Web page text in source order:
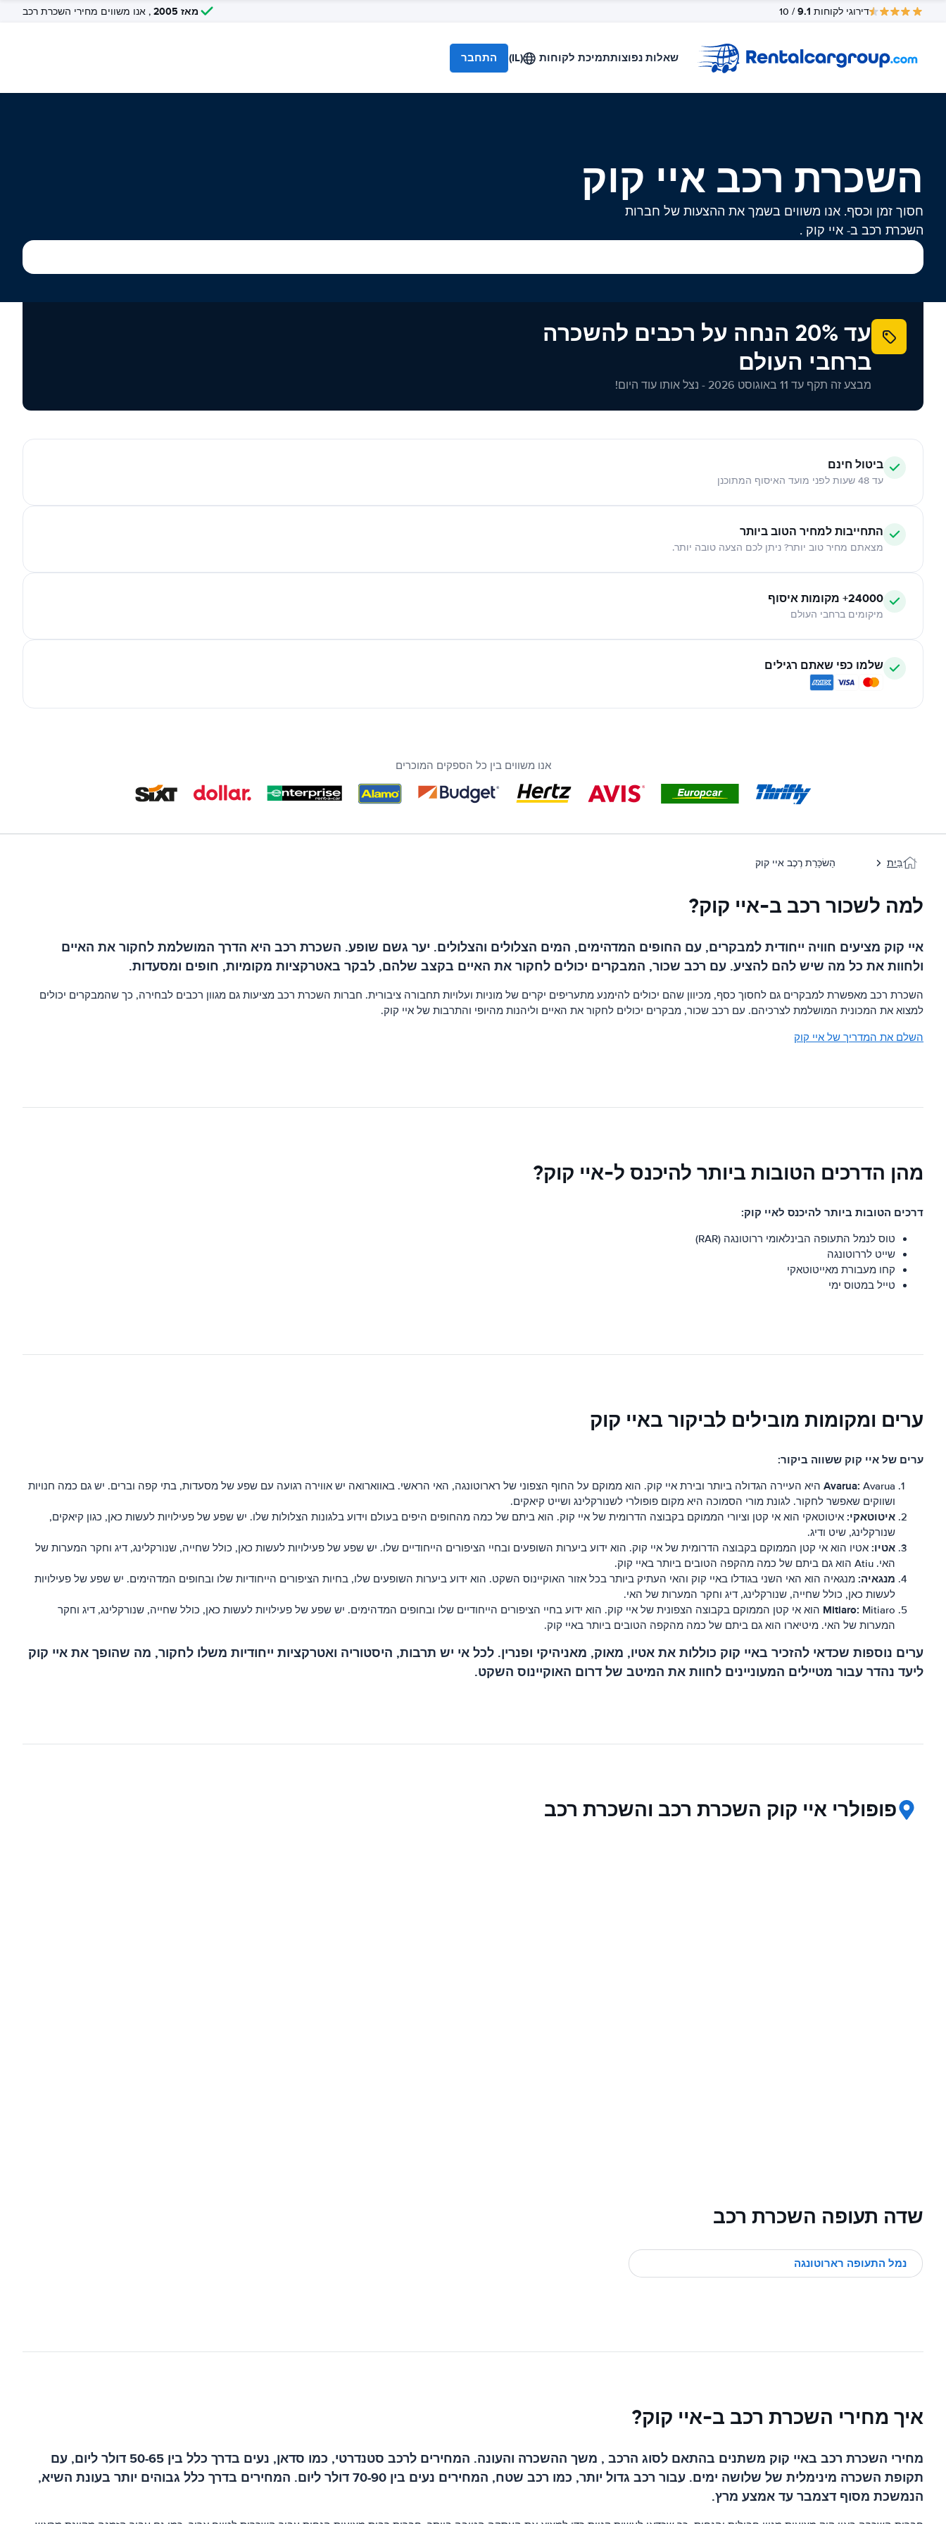
דירוגי לקוחות 9.1
/ 10 מאז 2005 , אנו משווים מחירי השכרת רכב
שאלות נפוצותתמיכת לקוחות (IL) התחבר
השכרת רכב איי קוק
חסוך זמן וכסף. אנו משווים בשמך את ההצעות של חברות
השכרת רכב ב- איי קוק .
עד 20% הנחה על רכבים להשכרה
ברחבי העולם
מבצע זה תקף עד 11 באוגוסט 2026 - נצל אותו עוד היום!
ביטול חינם
עד 48 שעות לפני מועד האיסוף המתוכנן
התחייבות למחיר הטוב ביותר
מצאתם מחיר טוב יותר? ניתן לכם הצעה טובה יותר.
24000+ מקומות איסוף
מיקומים ברחבי העולם
שלמו כפי שאתם רגילים
אנו משווים בין כל הספקים המוכרים
בַּיִת הַשׂכָּרַת רֶכֶב איי קוק
למה לשכור רכב ב-איי קוק?
איי קוק מציעים חוויה ייחודית למבקרים, עם החופים המדהימים, המים הצלולים והצלולים. יער גשם שופע. השכרת רכב היא הדרך המושלמת לחקור את האיים
ולחוות את כל מה שיש להם להציע. עם רכב שכור, המבקרים יכולים לחקור את האיים בקצב שלהם, לבקר באטרקציות מקומיות, חופים ומסעדות.
השכרת רכב מאפשרת למבקרים גם לחסוך כסף, מכיוון שהם יכולים להימנע מתעריפים יקרים של מוניות ועלויות תחבורה ציבורית. חברות השכרת רכב מציעות גם מגוון רכבים לבחירה, כך שהמבקרים יכולים
למצוא את המכונית המושלמת לצרכיהם. עם רכב שכור, מבקרים יכולים לחקור את האיים וליהנות מהיופי והתרבות של איי קוק.
השלם את המדריך של איי קוק
מהן הדרכים הטובות ביותר להיכנס ל-איי קוק?
דרכים הטובות ביותר להיכנס לאיי קוק:
טוס לנמל התעופה הבינלאומי ררוטונגה (RAR)
שייט לררוטונגה
קחו מעבורת מאייטוטאקי
טייל במטוס ימי
ערים ומקומות מובילים לביקור באיי קוק
ערים של איי קוק ששווה ביקור:
Avarua: Avarua היא העיירה הגדולה ביותר ובירת איי קוק. הוא ממוקם על החוף הצפוני של רארוטונגה, האי הראשי. באווארואה יש אווירה רגועה עם שפע של מסעדות, בתי קפה וברים. יש גם כמה חנויות
ושווקים שאפשר לחקור. לגונת מורי הסמוכה היא מקום פופולרי לשנורקלינג ושייט קיאקים.
איטוטאקי: איטוטאקי הוא אי קטן וציורי הממוקם בקבוצה הדרומית של איי קוק. הוא ביתם של כמה מהחופים היפים בעולם וידוע בלגונות הצלולות שלו. יש שפע של פעילויות לעשות כאן, כגון קיאקים,
שנורקלינג, שיט ודיג.
אטיו: אטיו הוא אי קטן הממוקם בקבוצה הדרומית של איי קוק. הוא ידוע ביערות השופעים ובחיי הציפורים הייחודיים שלו. יש שפע של פעילויות לעשות כאן, כולל שחייה, שנורקלינג, דיג וחקר המערות של
האי. Atiu הוא גם ביתם של כמה מהקפה הטובים ביותר באיי קוק.
מנגאיה: מנגאיה הוא האי השני בגודלו באיי קוק והאי העתיק ביותר בכל אזור האוקיינוס ​​השקט. הוא ידוע ביערות השופעים שלו, בחיות הציפורים הייחודיות שלו ובחופים המדהימים. יש שפע של פעילויות
לעשות כאן, כולל שחייה, שנורקלינג, דיג וחקר המערות של האי.
Mitiaro: Mitiaro הוא אי קטן הממוקם בקבוצה הצפונית של איי קוק. הוא ידוע בחיי הציפורים הייחודיים שלו ובחופים המדהימים. יש שפע של פעילויות לעשות כאן, כולל שחייה, שנורקלינג, דיג וחקר
המערות של האי. מיטיארו הוא גם ביתם של כמה מהקפה הטובים ביותר באיי קוק.
ערים נוספות שכדאי להזכיר באיי קוק כוללות את אטיו, מאוק, מאניהיקי ופנרין. לכל אי יש תרבות, היסטוריה ואטרקציות ייחודיות משלו לחקור, מה שהופך את איי קוק
ליעד נהדר עבור מטיילים המעוניינים לחוות את המיטב של דרום האוקיינוס ​​השקט.
פופולרי איי קוק השכרת רכב והשכרת רכב
שדה תעופה השכרת רכב
נמל התעופה רארוטונגה
איך מחירי השכרת רכב ב-איי קוק?
מחירי השכרת רכב באיי קוק משתנים בהתאם לסוג הרכב , משך ההשכרה והעונה. המחירים לרכב סטנדרטי, כמו סדאן, נעים בדרך כלל בין 50-65 דולר ליום, עם
תקופת השכרה מינימלית של שלושה ימים. עבור רכב גדול יותר, כמו רכב שטח, המחירים נעים בין 70-90 דולר ליום. המחירים בדרך כלל גבוהים יותר בעונת השיא,
הנמשכת מסוף דצמבר עד אמצע מרץ.